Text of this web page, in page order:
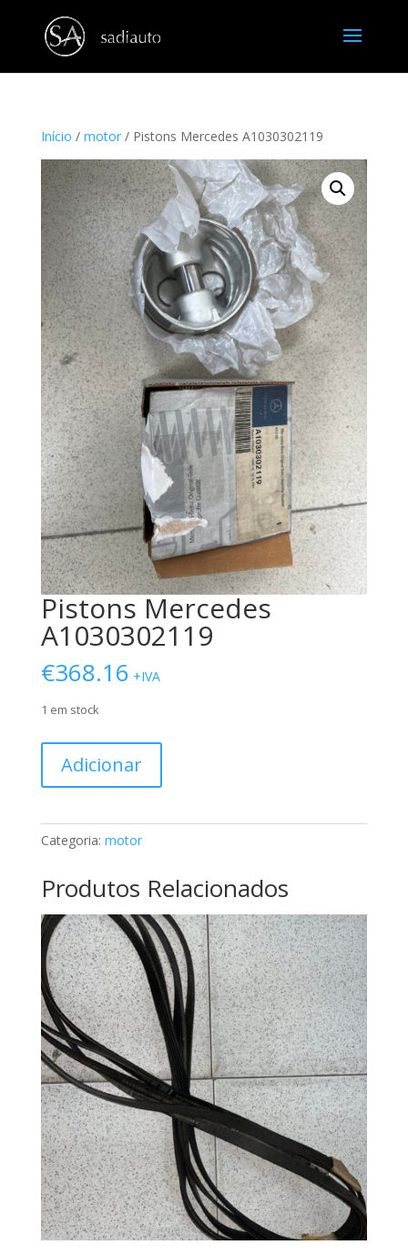
Início / motor/ Pistons Mercedes A1030302119
Pistons Mercedes
A1030302119
€368.16 +IVA
1 em stock
Pistons
A1030302119
Adicionar
Categoria: motor
Produtos Relacionados